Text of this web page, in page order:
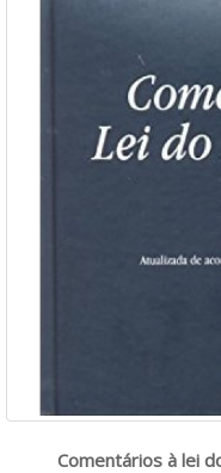
Comentários à lei